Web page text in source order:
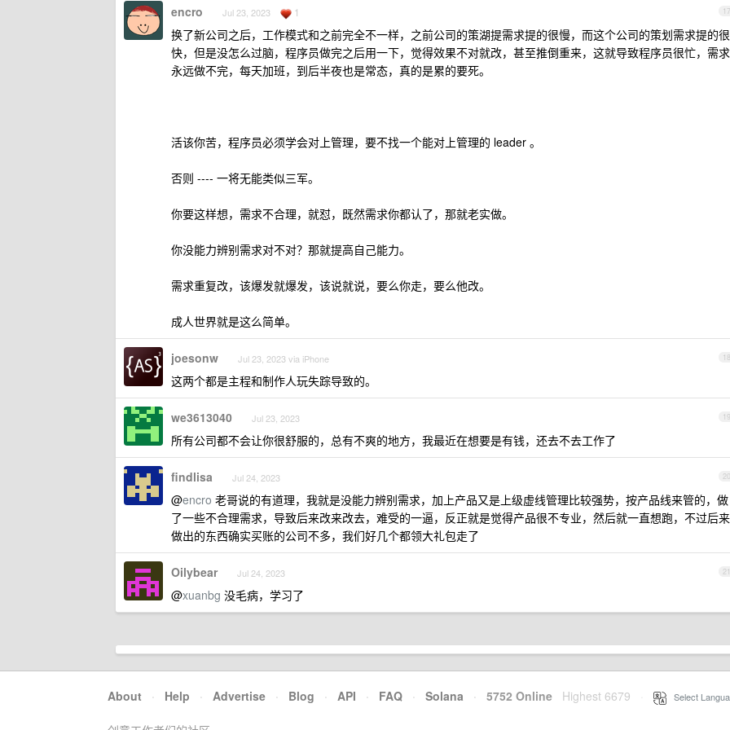
17
encro Jul 23, 2023 1
换了新公司之后，工作模式和之前完全不一样，之前公司的策湖提需求提的很慢，而这个公司的策划需求提的很
快，但是没怎么过脑，程序员做完之后用一下，觉得效果不对就改，甚至推倒重来，这就导致程序员很忙，需求
永远做不完，每天加班，到后半夜也是常态，真的是累的要死。
活该你苦，程序员必须学会对上管理，要不找一个能对上管理的 leader 。
否则 ---- 一将无能类似三军。
你要这样想，需求不合理，就怼，既然需求你都认了，那就老实做。
你没能力辨别需求对不对？那就提高自己能力。
需求重复改，该爆发就爆发，该说就说，要么你走，要么他改。
成人世界就是这么简单。
18
joesonw Jul 23, 2023 via iPhone
这两个都是主程和制作人玩失踪导致的。
19
we3613040 Jul 23, 2023
所有公司都不会让你很舒服的，总有不爽的地方，我最近在想要是有钱，还去不去工作了
20
findlisa Jul 24, 2023
@encro 老哥说的有道理，我就是没能力辨别需求，加上产品又是上级虚线管理比较强势，按产品线来管的，做
了一些不合理需求，导致后来改来改去，难受的一逼，反正就是觉得产品很不专业，然后就一直想跑，不过后来
做出的东西确实买账的公司不多，我们好几个都领大礼包走了
21
Oilybear Jul 24, 2023
@xuanbg 没毛病，学习了
About · Help · Advertise · Blog · API · FAQ · Solana · 5752 Online Highest 6679 Select